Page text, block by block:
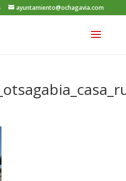
ayuntamiento@ochagavia.com